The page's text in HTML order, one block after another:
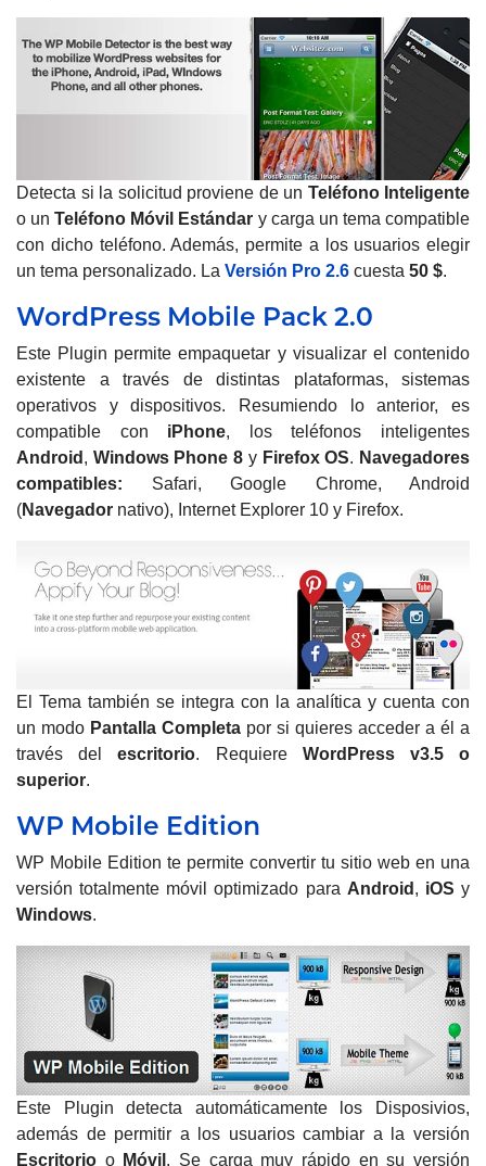
Detecta si la solicitud proviene de un Teléfono Inteligente
o unTeléfono Móvil Estándar y carga un tema compatible
con dicho teléfono. Además, permite a los usuarios elegir
un tema personalizado. La Versión Pro 2.6 cuesta 50 $.
WordPress Mobile Pack 2.0
Este Plugin permite empaquetar y visualizar el contenido
existente a través de distintas plataformas, sistemas
operativos y dispositivos. Resumiendo lo anterior, es
compatible con iPhone, los teléfonos inteligentes
Android , Windows Phone 8 y Firefox OS. Navegadores
compatibles: Safari, Google Chrome, Android
(Navegador nativo), Internet Explorer 10 y Firefox.
El Tema también se integra con la analítica y cuenta con
un modo Pantalla Completa por si quieres acceder a él a
través delescritorio. Requiere WordPressv3.5 o
superior.
WP Mobile Edition
WP Mobile Edition te permite convertir tu sitio web en una
versión totalmente móvil optimizado para Android , iOS y
Windows.
Este Plugin detecta automáticamente los Disposivios,
además de permitir a los usuarios cambiar a la versión
Escritorio o Móvil . Se carga muy rápido en su versión